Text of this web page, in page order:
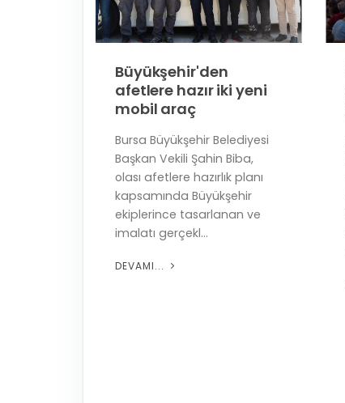
Büyükşehir'den
afetlere hazır iki yeni
mobil araç
Bursa Büyükşehir Belediyesi
Başkan Vekili Şahin Biba,
olası afetlere hazırlık planı
kapsamında Büyükşehir
ekiplerince tasarlanan ve
imalatı gerçekl...
DEVAMI...